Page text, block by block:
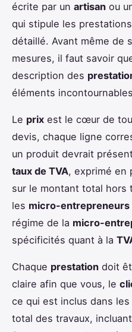
écrite par un artisan ou
qui stipule les
détaillé. Avant même de
mesures, il faut savoir
description des
éléments
Le prix est le cœur de
devis, chaque ligne
un produit devrait
taux de TVA, exprimé en
sur le montant total hors
les micro-entrepreneurs
régime de la micro-
spécificités quant à la
Chaque prestation doit
claire afin que vous, le
ce qui est inclus dans
total des travaux,